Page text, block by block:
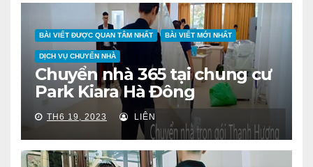
BÀI VIẾT ĐƯỢC QUAN TÂM NHẤT BÀI VIẾT MỚI NHẤT
DỊCH VỤ CHUYỂN NHÀ
Chuyển nhà 365 tại chung cư
Park Kiara Hà Đông
TH6 19, 2023 LIÊN